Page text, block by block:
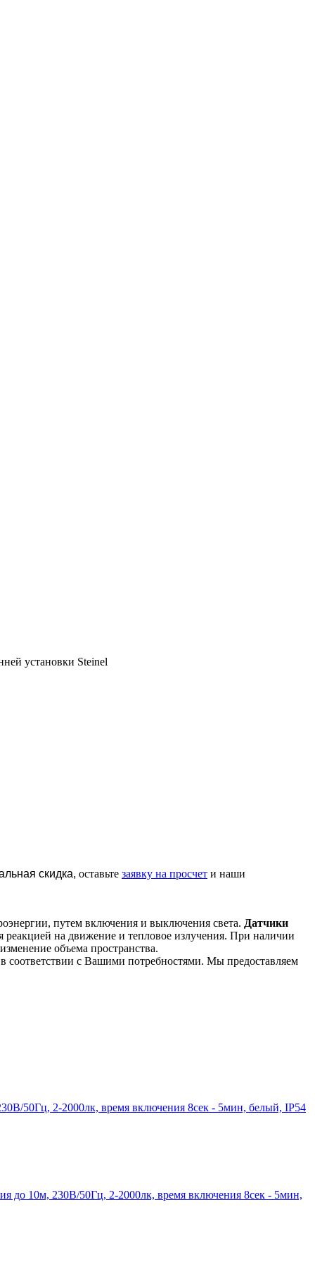
установки Steinel
скидка, оставьте заявку на просчет и наши
путем включения и выключения света. Датчики
реакцией на движение и тепловое излучения. При наличии
объема пространства.
с Вашими потребностями. Мы предоставляем
50Гц, 2-2000лк, время включения 8сек - 5мин, белый, IP54
до 10м, 230В/50Гц, 2-2000лк, время включения 8сек - 5мин,